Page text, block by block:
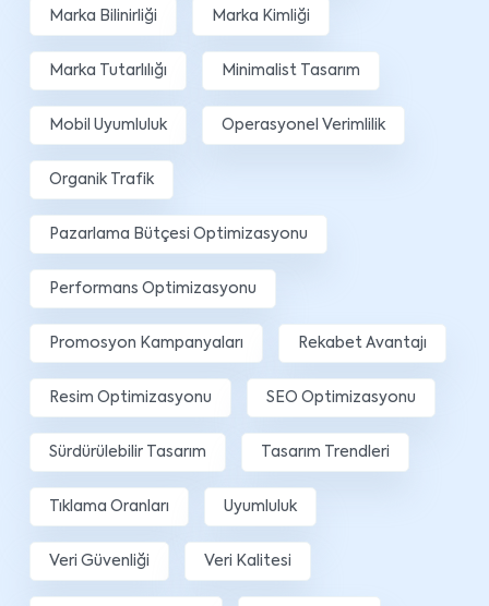
Marka Bilinirliği Marka Kimliği
Marka Tutarlılığı Minimalist Tasarım
Mobil Uyumluluk Operasyonel Verimlilik
Organik Trafik
Pazarlama Bütçesi Optimizasyonu
Performans Optimizasyonu
Promosyon Kampanyaları Rekabet Avantajı
Resim Optimizasyonu SEO Optimizasyonu
Sürdürülebilir Tasarım Tasarım Trendleri
Tıklama Oranları Uyumluluk
Veri Güvenliği Veri Kalitesi